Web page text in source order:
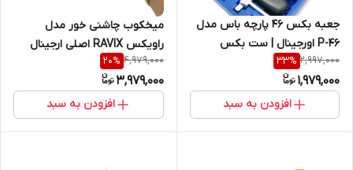
جعبه بکس 46 پارچه باس مدل
P-46 اورجینال | ست بکس
حرفه‌ای فولاد کروم وانادیوم تحت
لیسانس آلمان | فولاد کروم
وانادیوم | مدل دستکش دار و
آلن دار
2,997,000
33%
1,979,000
افزودن به سبد
میخکوب چاشنی خور مدل
راویکس RAVIX اصلی ارجینال
وارداتی تحت لیسانس کانادا (
بتن و آهن) RAVIX
4,979,000
20%
3,979,000
افزودن به سبد